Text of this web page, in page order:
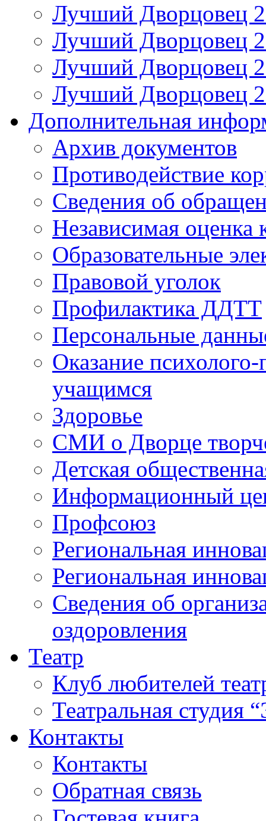
Лучший Дворцовец
Лучший Дворцовец
Лучший Дворцовец
Лучший Дворцовец
Дополнительная
Архив документов
Противодействие
Сведения об
Независимая оценка
Образовательные
Правовой уголок
Профилактика ДДТТ
Персональные
Оказание
учащимся
Здоровье
СМИ о Дворце
Детская
Информационный
Профсоюз
Региональная
Региональная
Сведения об
оздоровления
Театр
Клуб любителей
Театральная студия
Контакты
Контакты
Обратная связь